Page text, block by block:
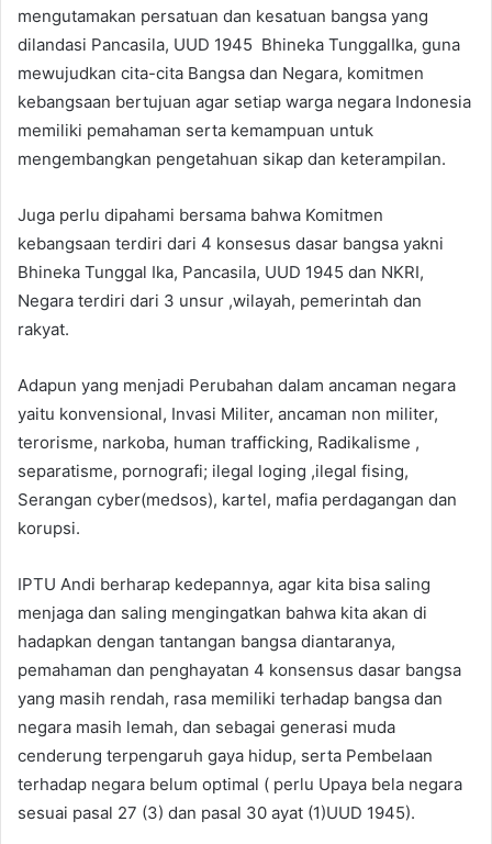
mengutamakan persatuan dan kesatuan bangsa yang
dilandasi Pancasila, UUD 1945 Bhineka TunggalIka, guna
mewujudkan cita-cita Bangsa dan Negara, komitmen
kebangsaan bertujuan agar setiap warga negara Indonesia
memiliki pemahaman serta kemampuan untuk
mengembangkan pengetahuan sikap dan keterampilan.
Juga perlu dipahami bersama bahwa Komitmen
kebangsaan terdiri dari 4 konsesus dasar bangsa yakni
Bhineka Tunggal Ika, Pancasila, UUD 1945 dan NKRI,
Negara terdiri dari 3 unsur ,wilayah, pemerintah dan
rakyat.
Adapun yang menjadi Perubahan dalam ancaman negara
yaitu konvensional, Invasi Militer, ancaman non militer,
terorisme, narkoba, human trafficking, Radikalisme ,
separatisme, pornografi; ilegal loging ,ilegal fising,
Serangan cyber(medsos), kartel, mafia perdagangan dan
korupsi.
IPTU Andi berharap kedepannya, agar kita bisa saling
menjaga dan saling mengingatkan bahwa kita akan di
hadapkan dengan tantangan bangsa diantaranya,
pemahaman dan penghayatan 4 konsensus dasar bangsa
yang masih rendah, rasa memiliki terhadap bangsa dan
negara masih lemah, dan sebagai generasi muda
cenderung terpengaruh gaya hidup, serta Pembelaan
terhadap negara belum optimal ( perlu Upaya bela negara
sesuai pasal 27 (3) dan pasal 30 ayat (1)UUD 1945).